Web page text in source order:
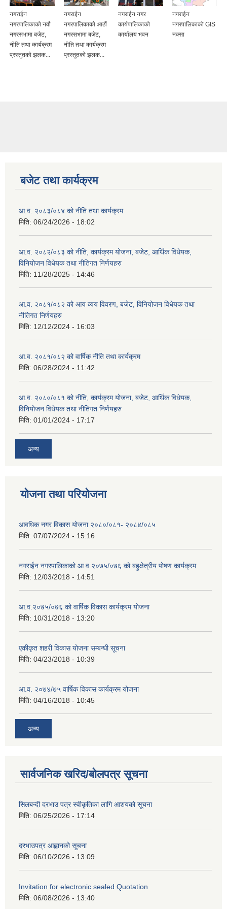
नगराईन
नगरपालिकाको नवौ
नगरसभामा बजेट,
नीति तथा कार्यक्रम
प्रस्तुतको झलक...
नगराईन
नगरपालिकाको आठौं
नगरसभामा बजेट,
नीति तथा कार्यक्रम
प्रस्तुतको झलक...
नगराईन नगर
कार्यपालिकाको
कार्यालय भवन
नगराईन
नगरपालिकाको GIS
नक्सा
बजेट तथा कार्यक्रम
आ.व. २०८३/०८४ को नीति तथा कार्यक्रम
मिति: 06/24/2026 - 18:02
आ.व. २०८२/०८३ को नीति, कार्यक्रम योजना, बजेट, आर्थिक विधेयक,
विनियोजन विधेयक तथा नीतिगत निर्णयहरु
मिति: 11/28/2025 - 14:46
आ.व. २०८१/०८२ को आय व्यय विवरण, बजेट, विनियोजन विधेयक तथा
नीतिगत निर्णयहरु
मिति: 12/12/2024 - 16:03
आ.व. २०८१/०८२ को वार्षिक नीति तथा कार्यक्रम
मिति: 06/28/2024 - 11:42
आ.व. २०८०/०८१ को नीति, कार्यक्रम योजना, बजेट, आर्थिक विधेयक,
विनियोजन विधेयक तथा नीतिगत निर्णयहरु
मिति: 01/01/2024 - 17:17
अन्य
योजना तथा परियोजना
आवधिक नगर विकास योजना २०८०/०८१- २०८४/०८५
मिति: 07/07/2024 - 15:16
नगराईन नगरपालिकाको आ.व.२०७५/०७६ को बहुक्षेत्रीय पोषण कार्यक्रम
मिति: 12/03/2018 - 14:51
आ.व.२०७५/०७६ को वार्षिक विकास कार्यक्रम योजना
मिति: 10/31/2018 - 13:20
एकीकृत शहरी विकास योजना सम्बन्धी सूचना
मिति: 04/23/2018 - 10:39
आ.व. २०७४/७५ वार्षिक विकास कार्यक्रम योजना
मिति: 04/16/2018 - 10:45
अन्य
सार्वजनिक खरिद/बोलपत्र सूचना
सिलबन्दी दरभाउ पत्र स्वीकृतिका लागि आशयको सूचना
मिति: 06/25/2026 - 17:14
दरभाउपत्र आह्वानको सूचना
मिति: 06/10/2026 - 13:09
Invitation for electronic sealed Quotation
मिति: 06/08/2026 - 13:40